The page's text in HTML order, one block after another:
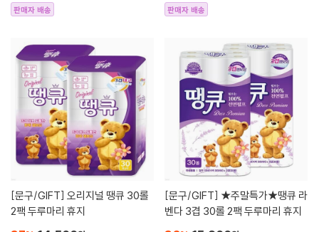
판매자 배송 판매자 배송
[문구/GIFT]
2팩 두루마리 휴지
[문구/GIFT]
벤다 3겹 30롤 2팩 두루마리 휴지